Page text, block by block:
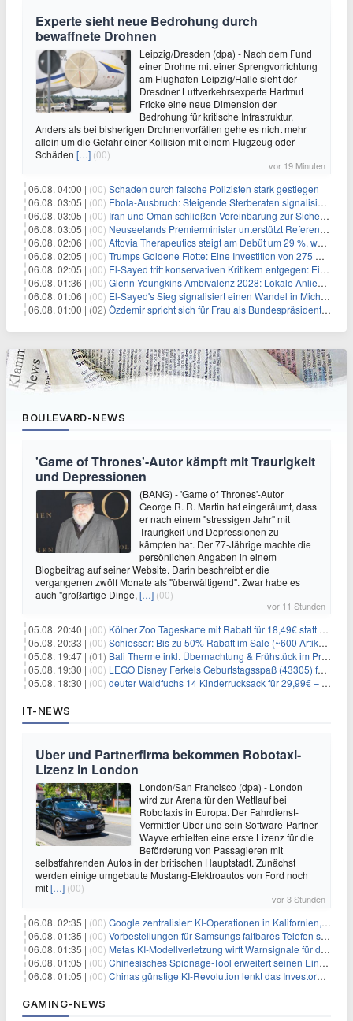
Experte sieht neue Bedrohung durch
bewaffnete Drohnen
Leipzig/Dresden (dpa) - Nach dem Fund
einer Drohne mit einer Sprengvorrichtung
am Flughafen Leipzig/Halle sieht der
Dresdner Luftverkehrsexperte Hartmut
Fricke eine neue Dimension der
Bedrohung für kritische Infrastruktur.
Anders als bei bisherigen Drohnenvorfällen gehe es nicht mehr
allein um die Gefahr einer Kollision mit einem Flugzeug oder
Schäden […] (00)
vor 19 Minuten
06.08. 04:00 | (00) Schaden durch falsche Polizisten stark gestiegen
06.08. 03:05 | (00) Ebola-Ausbruch: Steigende Sterberaten signalisieren dringenden Bedarf an verbesserter Gesundheitsinfrastruktur
06.08. 03:05 | (00) Iran und Oman schließen Vereinbarung zur Sicherung des Schiffsverkehrs durch die Straße von Hormuz
06.08. 03:05 | (00) Neuseelands Premierminister unterstützt Referendum über das Wahlsystem: Ein Schritt in Richtung verbesserter demokratischer Beteiligung
06.08. 02:06 | (00) Attovia Therapeutics steigt am Debüt um 29 %, was starkes Investorenvertrauen in biotechnologische Innovation signalisiert
06.08. 02:05 | (00) Trumps Goldene Flotte: Eine Investition von 275 Milliarden Dollar in militärische Macht
06.08. 02:05 | (00) El-Sayed tritt konservativen Kritikern entgegen: Ein Blick auf die wirtschaftliche Landschaft
06.08. 01:36 | (00) Glenn Youngkins Ambivalenz 2028: Lokale Anliegen mit nationalen Ambitionen in Einklang bringen
06.08. 01:06 | (00) El-Sayed's Sieg signalisiert einen Wandel in Michigans politischer Landschaft
06.08. 01:00 | (02) Özdemir spricht sich für Frau als Bundespräsidentin aus
BOULEVARD-NEWS
'Game of Thrones'-Autor kämpft mit Traurigkeit
und Depressionen
(BANG) - 'Game of Thrones'-Autor
George R. R. Martin hat eingeräumt, dass
er nach einem "stressigen Jahr" mit
Traurigkeit und Depressionen zu
kämpfen hat. Der 77-Jährige machte die
persönlichen Angaben in einem
Blogbeitrag auf seiner Website. Darin beschreibt er die
vergangenen zwölf Monate als "überwältigend". Zwar habe es
auch "großartige Dinge, […] (00)
vor 11 Stunden
05.08. 20:40 | (00) Kölner Zoo Tageskarte mit Rabatt für 18,49€ statt 29,50€ – einlösbar bis Dezember
05.08. 20:33 | (00) Schiesser: Bis zu 50% Rabatt im Sale (~600 Artikel zur Auswahl)
05.08. 19:47 | (01) Bali Therme inkl. Übernachtung & Frühstück im Premium Hotel (Bad Oeynhausen) ab 89€ p.P.
05.08. 19:30 | (00) LEGO Disney Ferkels Geburtstagsspaß (43305) für 29,10€
05.08. 18:30 | (00) deuter Waldfuchs 14 Kinderrucksack für 29,99€ – Amber-maple
IT-NEWS
Uber und Partnerfirma bekommen Robotaxi-
Lizenz in London
London/San Francisco (dpa) - London
wird zur Arena für den Wettlauf bei
Robotaxis in Europa. Der Fahrdienst-
Vermittler Uber und sein Software-Partner
Wayve erhielten eine erste Lizenz für die
Beförderung von Passagieren mit
selbstfahrenden Autos in der britischen Hauptstadt. Zunächst
werden einige umgebaute Mustang-Elektroautos von Ford noch
mit[…] (00)
vor 3 Stunden
06.08. 02:35 | (00) Google zentralisiert KI-Operationen in Kalifornien, um Rivale Anthropic und OpenAI zu überholen
06.08. 01:35 | (00) Vorbestellungen für Samsungs faltbares Telefon steigen um 30 % in einem wettbewerbsintensiven Markt
06.08. 01:35 | (00) Metas KI-Modellverletzung wirft Warnsignale für die Technologieaufsicht auf
06.08. 01:05 | (00) Chinesisches Spionage-Tool erweitert seinen Einfluss auf 13 Länder und weckt Sicherheitsbedenken
06.08. 01:05 | (00) Chinas günstige KI-Revolution lenkt das Investoreninteresse auf Internet-Riesen
GAMING-NEWS